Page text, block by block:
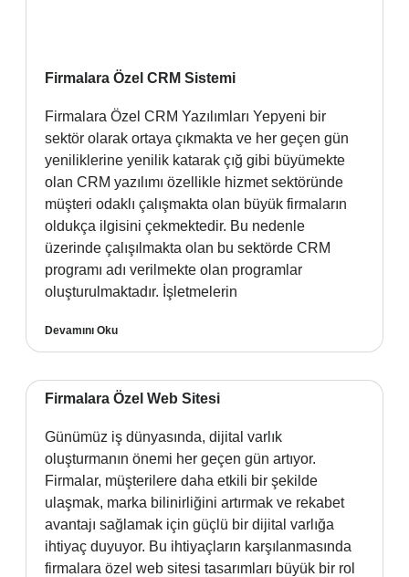
Firmalara Özel CRM Sistemi
Firmalara Özel CRM Yazılımları Yepyeni bir
sektör olarak ortaya çıkmakta ve her geçen gün
yeniliklerine yenilik katarak çığ gibi büyümekte
olan CRM yazılımı özellikle hizmet sektöründe
müşteri odaklı çalışmakta olan büyük firmaların
oldukça ilgisini çekmektedir. Bu nedenle
üzerinde çalışılmakta olan bu sektörde CRM
programı adı verilmekte olan programlar
oluşturulmaktadır. İşletmelerin
Devamını Oku
Firmalara Özel Web Sitesi
Günümüz iş dünyasında, dijital varlık
oluşturmanın önemi her geçen gün artıyor.
Firmalar, müşterilere daha etkili bir şekilde
ulaşmak, marka bilinirliğini artırmak ve rekabet
avantajı sağlamak için güçlü bir dijital varlığa
ihtiyaç duyuyor. Bu ihtiyaçların karşılanmasında
firmalara özel web sitesi tasarımları büyük bir rol